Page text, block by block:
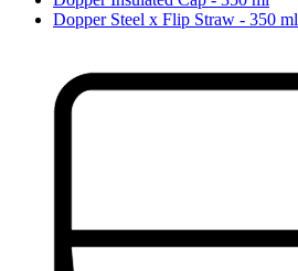
Dopper Steel x Flip Straw - 350 ml